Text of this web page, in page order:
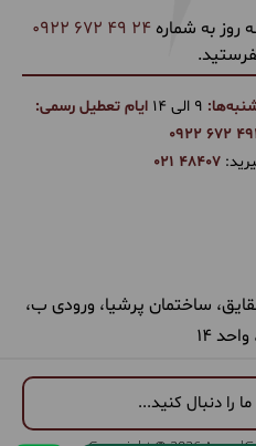
روز به شماره 0922 672 49 24
ایام تعطیل رسمی:
0922 672
021 48407
ساختمان پرشیا، ورودی ب،
ما را دنبال کنید...